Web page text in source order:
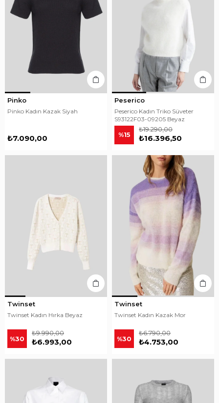
Pinko
Pinko Kadın Kazak Siyah
₺7.090,00
Peserico
Peserico Kadın Triko Süveter
S93122F03-09205 Beyaz
%15 ₺16.396,50
₺19.290,00
Twinset
Twinset Kadın Hırka Beyaz
%30 ₺6.993,00
₺9.990,00
Twinset
Twinset Kadın Kazak Mor
%30 ₺4.753,00
₺6.790,00